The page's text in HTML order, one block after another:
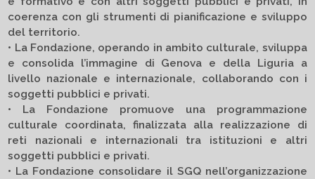
coerenza con gli strumenti di pianificazione e sviluppo
del territorio.
• La Fondazione, operando in ambito culturale, sviluppa
e consolida l’immagine di Genova e della Liguria a
livello nazionale e internazionale, collaborando con i
soggetti pubblici e privati.
• La Fondazione promuove una programmazione
culturale coordinata, finalizzata alla realizzazione di
reti nazionali e internazionali tra istituzioni e altri
soggetti pubblici e privati.
• La Fondazione consolidare il SGQ nell’organizzazione